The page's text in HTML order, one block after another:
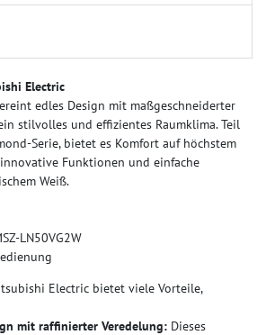
Electric
edles Design mit maßgeschneiderter
stilvolles und effizientes Raumklima. Teil
Serie, bietet es Komfort auf höchstem
Funktionen und einfache
Weiß.
LN50VG2W
Electric bietet viele Vorteile,
mit raffinierter Veredelung: Dieses